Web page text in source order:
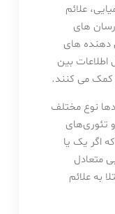
علائم
رسان های
دهنده های
اطلاعات بین
کمک می کنند.
نوع مختلف
تئوری‌های
اگر یک یا
متعادل
به علائم